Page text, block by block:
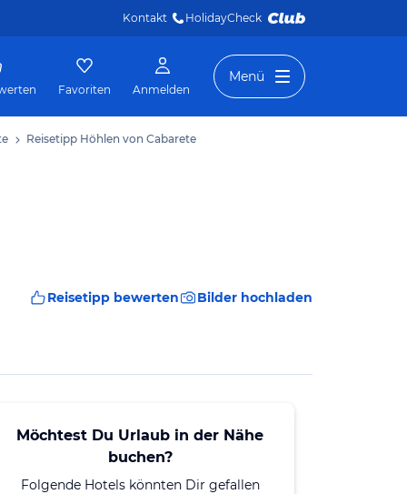
Kontakt HolidayCheck
Favoriten Anmelden
Menü
Reisetipp Höhlen von Cabarete
Reisetipp bewerten Bilder hochladen
Möchtest Du Urlaub in der Nähe
buchen?
Folgende Hotels könnten Dir gefallen